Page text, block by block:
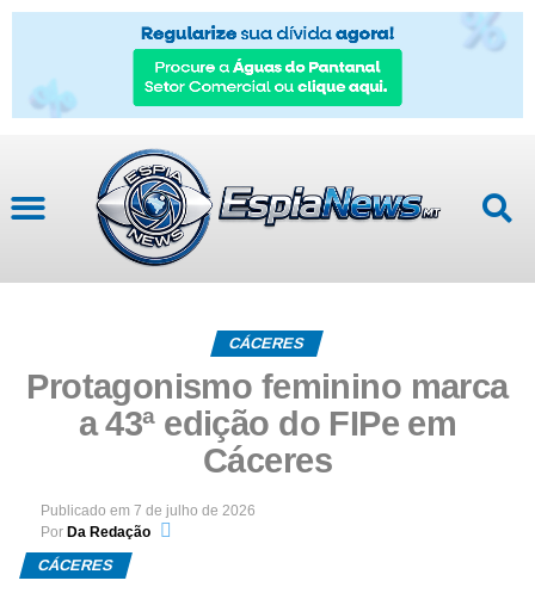
CÁCERES
Protagonismo feminino marca
a 43ª edição do FIPe em
Cáceres
Publicado em 7 de julho de 2026
Por Da Redação
CÁCERES